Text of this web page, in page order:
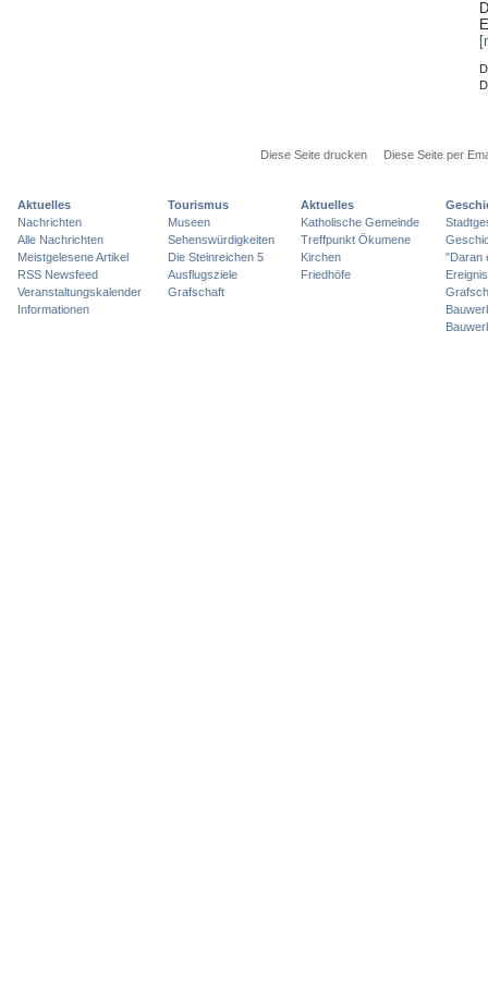
Diese Seite drucken Diese Seite per
Aktuelles
Nachrichten
Alle Nachrichten
Meistgelesene Artikel
RSS Newsfeed
Veranstaltungskalender
Informationen
Tourismus
Museen
Sehenswürdigkeiten
Die Steinreichen 5
Ausflugsziele
Grafschaft
Aktuelles
Katholische Gemeinde
Treffpunkt Ökumene
Kirchen
Friedhöfe
"Daran